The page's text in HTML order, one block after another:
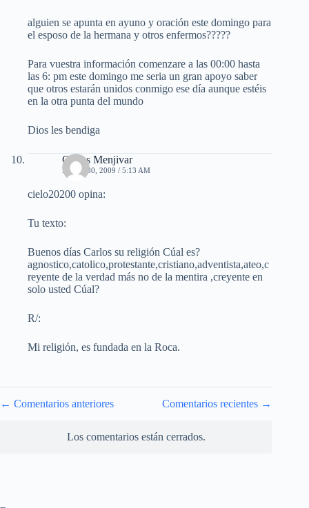
alguien se apunta en ayuno y oración este domingo para
el esposo de la hermana y otros enfermos?????
Para vuestra información comenzare a las 00:00 hasta
las 6: pm este domingo me seria un gran apoyo saber
que otros estarán unidos conmigo ese día aunque estéis
en la otra punta del mundo
Dios les bendiga
Carlos Menjivar
MAYO 30, 2009 / 5:13 AM
cielo20200 opina:
Tu texto:
Buenos días Carlos su religión Cúal es?
agnostico,catolico,protestante,cristiano,adventista,ateo,c
reyente de la verdad más no de la mentira ,creyente en
solo usted Cúal?
R/:
Mi religión, es fundada en la Roca.
de
← Comentarios anteriores Comentarios recientes →
Los comentarios están cerrados.